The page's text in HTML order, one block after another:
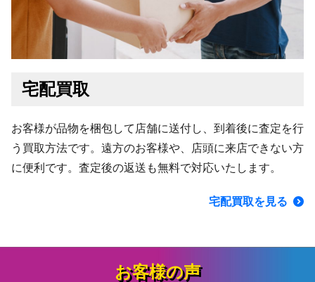
宅配買取
お客様が品物を梱包して店舗に送付し、到着後に査定を行
う買取方法です。遠方のお客様や、店頭に来店できない方
に便利です。査定後の返送も無料で対応いたします。
宅配買取を見る
お客様の声